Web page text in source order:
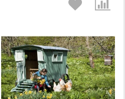
Выберите количество: